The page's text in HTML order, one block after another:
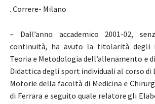
. Correre- Milano
– Dall’anno accademico 2001-02,
continuità, ha avuto la titolarità degli
Teoria e Metodologia dell’allenamento e
Didattica degli sport individuali al corso di
Motorie della facoltà di Medicina e
di Ferrara e seguito quale relatore gli